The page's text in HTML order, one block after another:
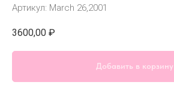
Артикул: March 26,2001
3600,00 ₽
Добавить в корзину